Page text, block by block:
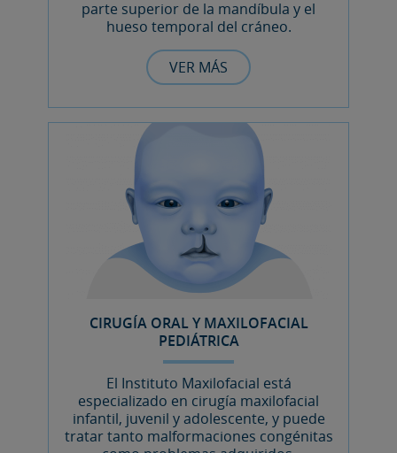
parte superior de la mandíbula y el
hueso temporal del cráneo.
VER MÁS
CIRUGÍA ORAL Y MAXILOFACIAL
PEDIÁTRICA
El Instituto Maxilofacial está
especializado en cirugía maxilofacial
infantil, juvenil y adolescente, y puede
tratar tanto malformaciones congénitas